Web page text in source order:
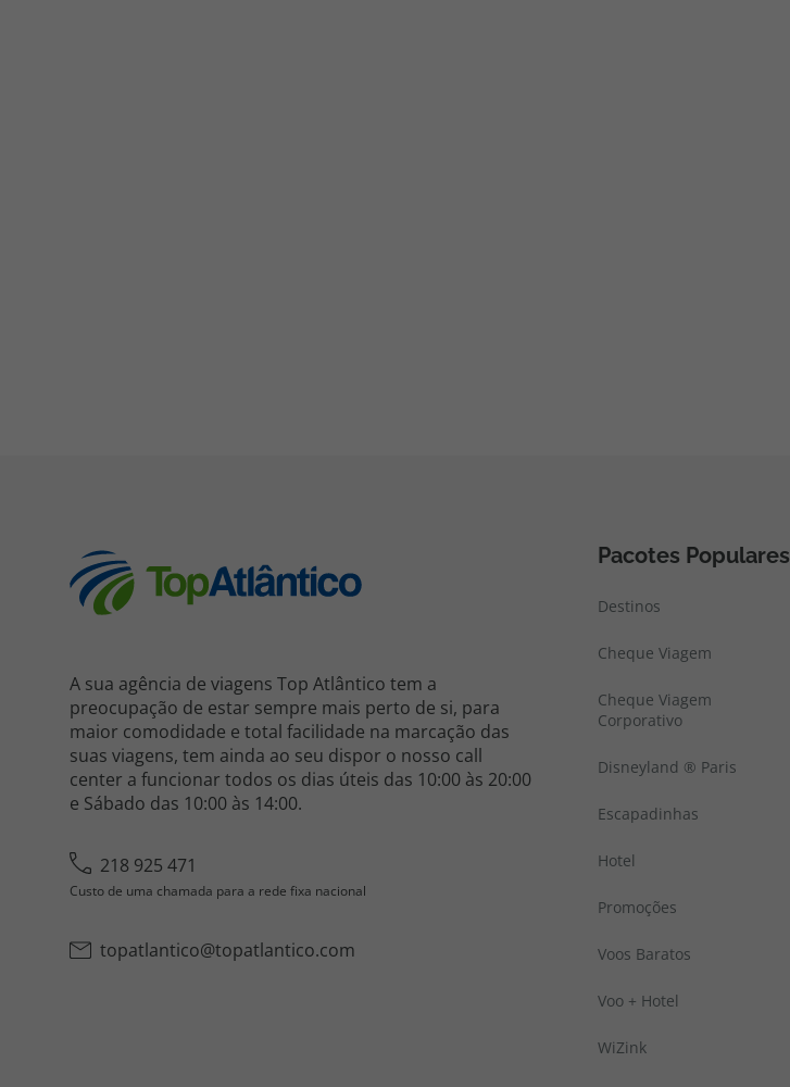
A sua agência de viagens Top Atlântico tem a
preocupação de estar sempre mais perto de si, para
maior comodidade e total facilidade na marcação das
suas viagens, tem ainda ao seu dispor o nosso call
center a funcionar todos os dias úteis das 10:00 às 20:00
e Sábado das 10:00 às 14:00.
218 925 471
Custo de uma chamada para a rede fixa nacional
topatlantico@topatlantico.com
Pacotes Populares
Destinos
Cheque Viagem
Cheque Viagem
Corporativo
Disneyland ® Paris
Escapadinhas
Hotel
Promoções
Voos Baratos
Voo + Hotel
WiZink